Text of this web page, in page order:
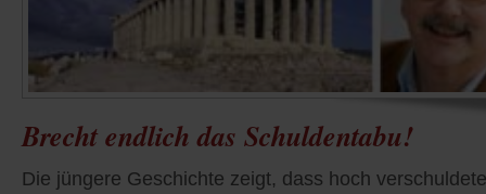
Brecht endlich das Schuldentabu!
Die jüngere Geschichte zeigt, dass hoch verschuldete